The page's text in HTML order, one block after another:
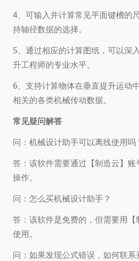
4、可输入并计算常见平面键槽的
持轴径数据的选择。
5、通过相应的计算图纸，可以深
升工程师的专业水平。
6、支持计算物体在垂直提升运动
相关的各类机械传动数据。
常见疑问解答
问：机械设计助手可以离线使用吗
答：该软件需要通过【制造云】
操作。
问：怎么买机械设计助手？
答：该软件是免费的，但需要用
使用。
问：如果发现公式错误，如何联系